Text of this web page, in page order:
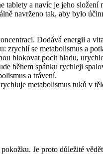
a navíc je jeho
navrženo tak, aby bylo
Dodává energii a
zrychlí se metabolismus a
blokovat pocit hladu,
během spánku rychleji
a trávení.
metabolismus tuků v
Je proto důležité